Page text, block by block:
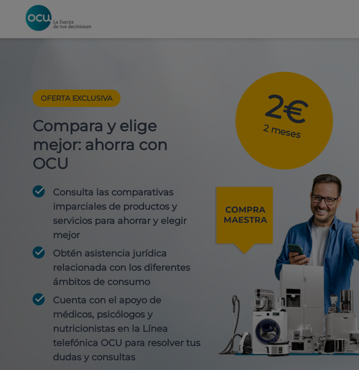
OFERTA EXCLUSIVA
Compara y elige
mejor: ahorra con
OCU
Consulta las comparativas
imparciales de productos y
servicios para ahorrar y elegir
mejor
Obtén asistencia jurídica
relacionada con los diferentes
ámbitos de consumo
Cuenta con el apoyo de
médicos, psicólogos y
nutricionistas en la Línea
telefónica OCU para resolver tus
dudas y consultas
2€
2 meses